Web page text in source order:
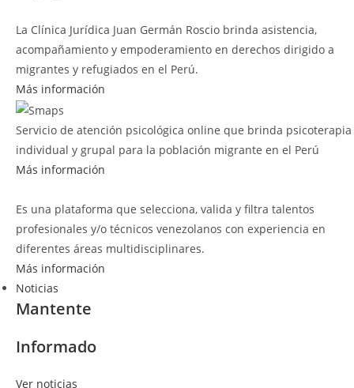
La Clínica Jurídica Juan Germán Roscio brinda asistencia,
acompañamiento y empoderamiento en derechos dirigido a
migrantes y refugiados en el Perú.
Más información
Servicio de atención psicológica online que brinda psicoterapia
individual y grupal para la población migrante en el Perú
Más información
Es una plataforma que selecciona, valida y filtra talentos
profesionales y/o técnicos venezolanos con experiencia en
diferentes áreas multidisciplinares.
Más información
Noticias
Mantente
Informado
Ver noticias